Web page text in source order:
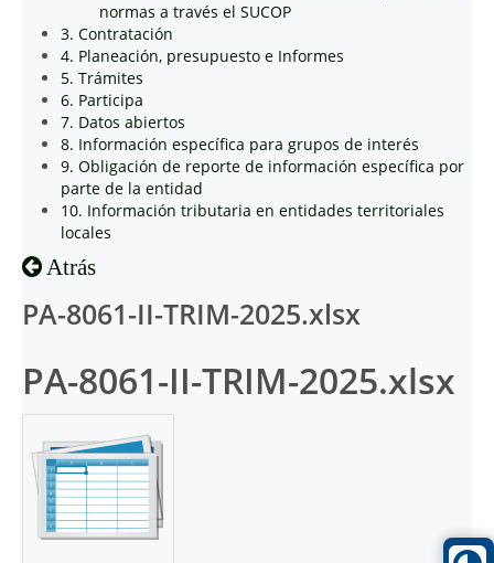
normas a través el SUCOP
3. Contratación
4. Planeación, presupuesto e Informes
5. Trámites
6. Participa
7. Datos abiertos
8. Información específica para grupos de interés
9. Obligación de reporte de información específica por
parte de la entidad
10. Información tributaria en entidades territoriales
locales
Atrás
PA-8061-II-TRIM-2025.xlsx
PA-8061-II-TRIM-2025.xlsx